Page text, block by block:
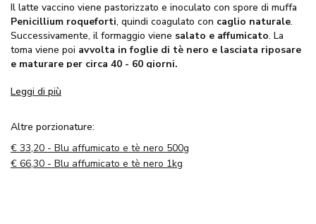
Il latte vaccino viene pastorizzato e inoculato con spore di muffa
Penicillium roqueforti, quindi coagulato con caglio naturale.
Successivamente, il formaggio viene salato e affumicato. La
toma viene poi avvolta in foglie di tè nero e lasciata riposare
e maturare per circa 40 - 60 giorni.
Leggi di più
Altre porzionature:
€ 33,20 - Blu affumicato e tè nero 500g
€ 66,30 - Blu affumicato e tè nero 1kg